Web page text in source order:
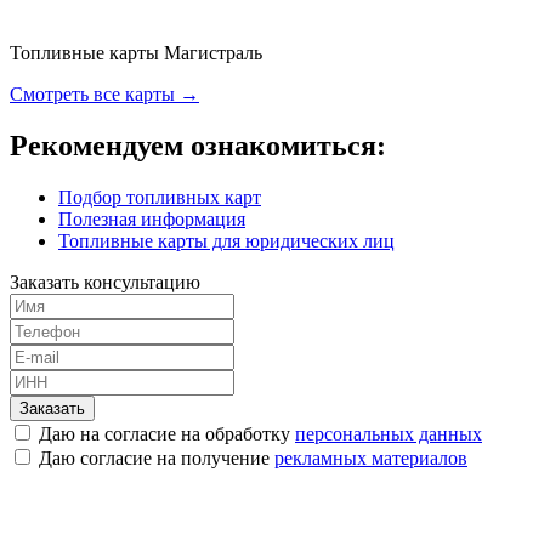
Топливные карты Магистраль
Смотреть все карты →
Рекомендуем ознакомиться:
Подбор топливных карт
Полезная информация
Топливные карты для юридических лиц
Заказать консультацию
Заказать
Даю на согласие на обработку персональных данных
Даю согласие на получение рекламных материалов